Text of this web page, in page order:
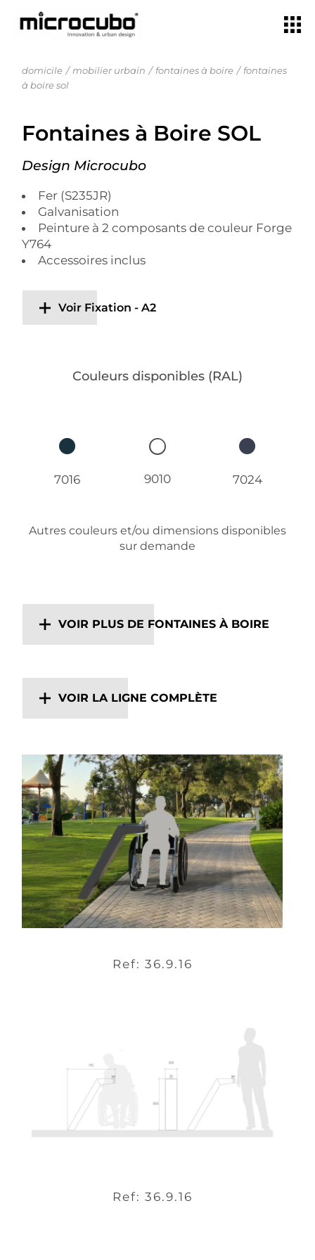
domicile mobilier urbain fontaines à boire
fontaines
à boire sol
Ref: 36.9.16
Ref: 36.9.16
Fontaines à Boire SOL
Design Microcubo
Fer (S235JR)
Galvanisation
Peinture à 2 composants de couleur Forge
Y764
Accessoires inclus
Voir Fixation - A2
Couleurs disponibles (RAL)
7016 9010 7024
Autres couleurs et/ou dimensions disponibles
sur demande
VOIR PLUS DE FONTAINES À BOIRE
VOIR LA LIGNE COMPLÈTE